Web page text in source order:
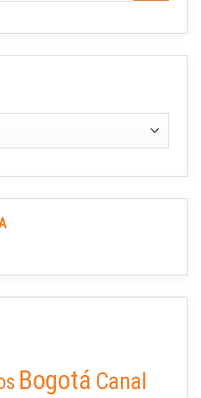
Bogotá Canal